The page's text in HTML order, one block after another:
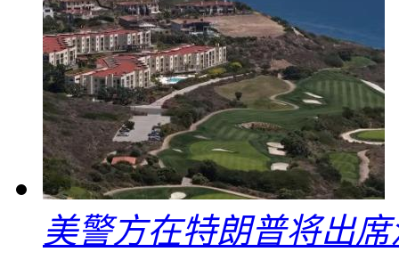
美警方在特朗普将出